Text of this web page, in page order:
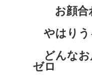
お顔合わ
やはりう
どんなお
ゼロ